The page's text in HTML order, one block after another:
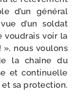
d’un géné­ral
d’un sol­dat
vou­drais voir la
», nous vou­lons
la chaîne du
et conti­nuelle
sa protection.